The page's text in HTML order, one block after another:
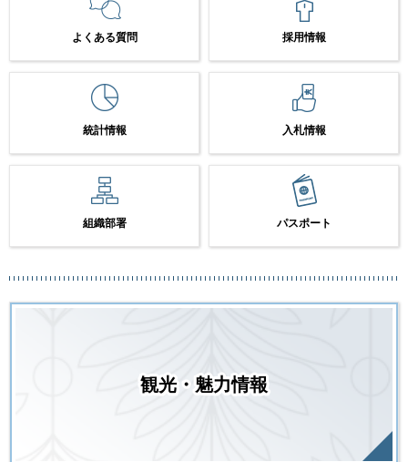
よくある質問 採用情報
統計情報 入札情報
組織部署 パスポート
観光・魅力情報